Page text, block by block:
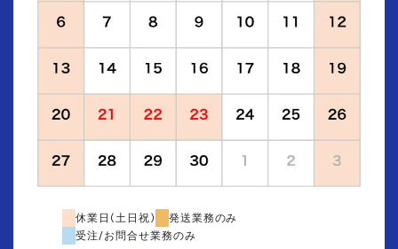
休業日(土日祝)
発送業務のみ
受注/お問合せ業務のみ